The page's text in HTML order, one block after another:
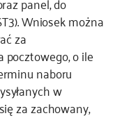
Wniosek można
za
o ile
naboru
w
za zachowany,